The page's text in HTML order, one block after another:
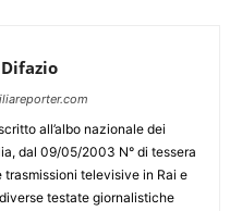
all’albo nazionale dei
dal 09/05/2003 N° di tessera
televisive in Rai e
testate giornalistiche